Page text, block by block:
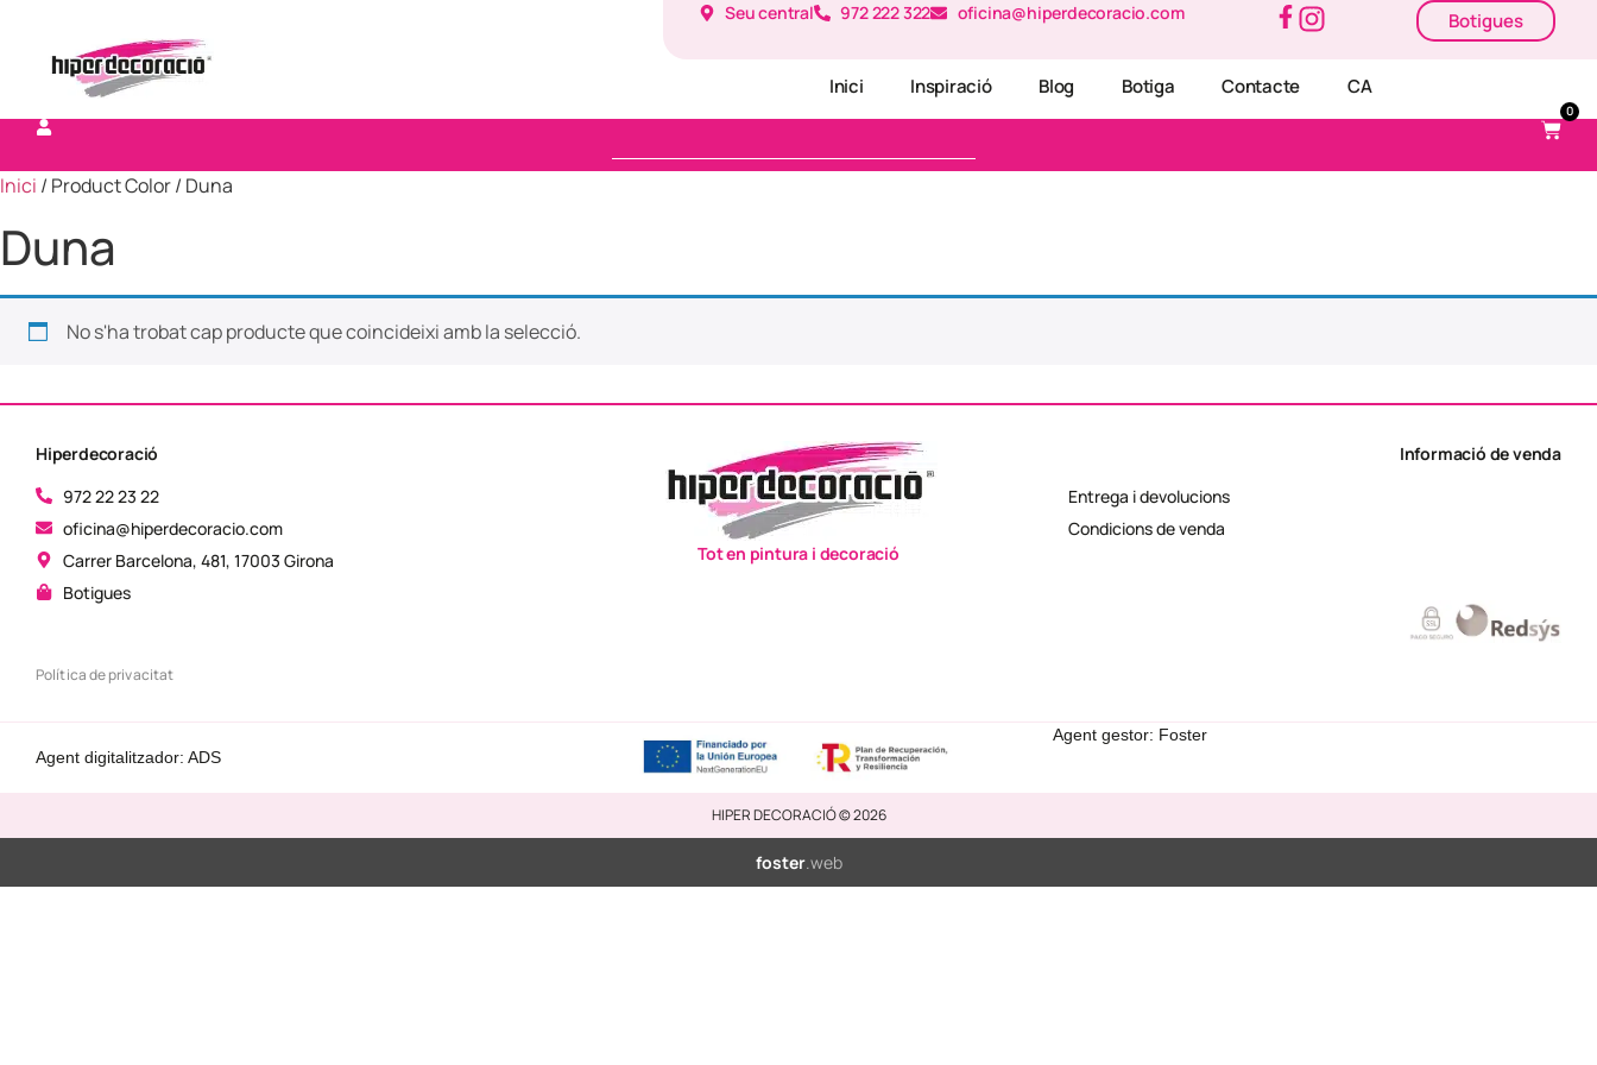
Seu central 972 222 322 oficina@hiperdecoracio.com Botigues
Inici Inspiració Blog Botiga Contacte CA
0
Inici / Product Color / Duna
Duna
No s'ha trobat cap producte que coincideixi amb la selecció.
Hiperdecoració
972 22 23 22
oficina@hiperdecoracio.com
Carrer Barcelona, 481, 17003 Girona
Botigues
Política de privacitat
Tot en pintura i decoració
Informació de venda
Entrega i devolucions
Condicions de venda
Agent digitalitzador: ADS
Agent gestor: Foster
HIPER DECORACIÓ © 2026
foster.web